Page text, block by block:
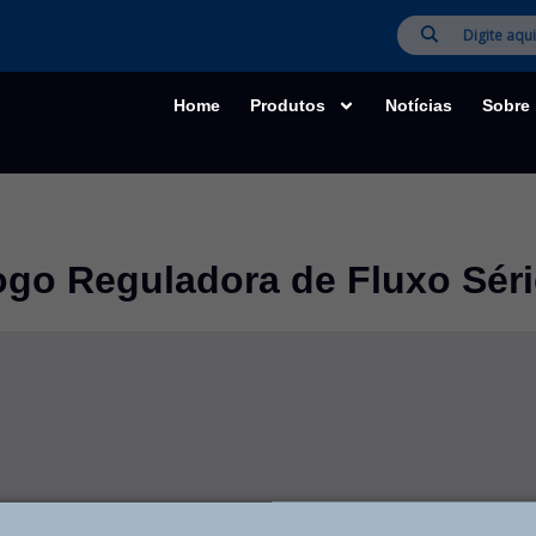
Home Produtos Notícias Sobre
Reguladora de Fluxo